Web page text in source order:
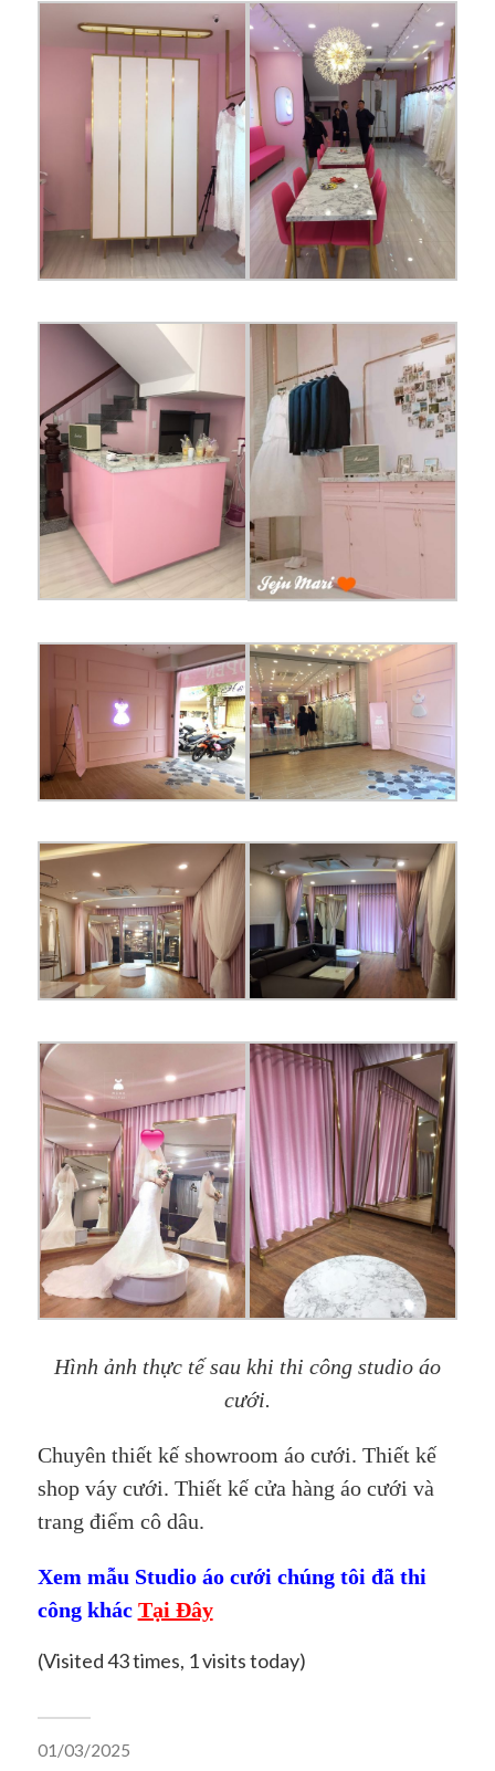
Hình ảnh thực tế sau khi thi công studio áo
cưới.
Chuyên thiết kế showroom áo cưới. Thiết kế
shop váy cưới. Thiết kế cửa hàng áo cưới và
trang điểm cô dâu.
Xem mẫu Studio áo cưới chúng tôi đã thi
công khác Tại Đây
(Visited 43 times, 1 visits today)
01/03/2025